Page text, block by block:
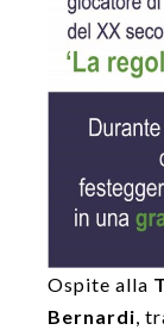
Ospite alla
Bernardi,